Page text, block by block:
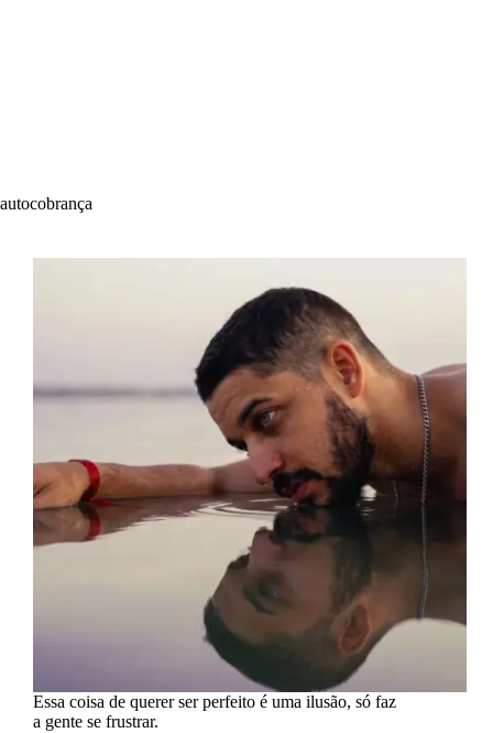
autocobrança
Essa coisa de querer ser perfeito é uma ilusão, só faz
a gente se frustrar.